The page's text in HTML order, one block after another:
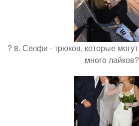
? 8. Селфи - трюков, которые
много лайков?